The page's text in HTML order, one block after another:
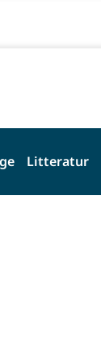
Litteratur